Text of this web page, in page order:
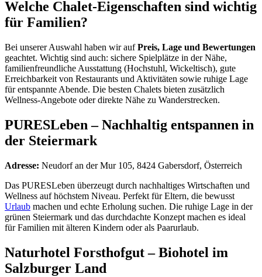
Welche Chalet-Eigenschaften sind wichtig
für Familien?
Bei unserer Auswahl haben wir aufPreis, Lage und Bewertungen
geachtet. Wichtig sind auch: sichere Spielplätze in der Nähe,
familienfreundliche Ausstattung (Hochstuhl, Wickeltisch), gute
Erreichbarkeit von Restaurants und Aktivitäten sowie ruhige Lage
für entspannte Abende. Die besten Chalets bieten zusätzlich
Wellness-Angebote oder direkte Nähe zu Wanderstrecken.
PURESLeben – Nachhaltig entspannen in
der Steiermark
Adresse: Neudorf an der Mur 105, 8424 Gabersdorf, Österreich
Das PURESLeben überzeugt durch nachhaltiges Wirtschaften und
Wellness auf höchstem Niveau. Perfekt für Eltern, die bewusst
Urlaub machen und echte Erholung suchen. Die ruhige Lage in der
grünen Steiermark und das durchdachte Konzept machen es ideal
für Familien mit älteren Kindern oder als Paarurlaub.
Naturhotel Forsthofgut – Biohotel im
Salzburger Land